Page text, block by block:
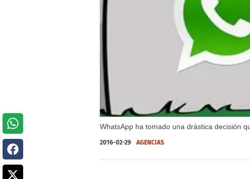
WhatsApp ha tomado una drástica decisión
2016-02-29 AGENCIAS